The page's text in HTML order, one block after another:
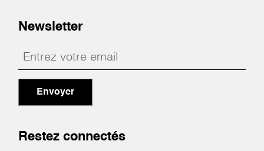
Newsletter
Envoyer
Restez connectés